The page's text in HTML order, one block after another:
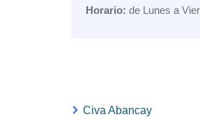
Horario: de Lunes a
Civa Abancay